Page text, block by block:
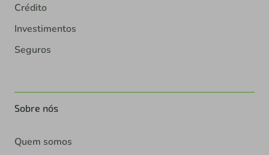
Crédito
Investimentos
Seguros
Sobre nós
Quem somos